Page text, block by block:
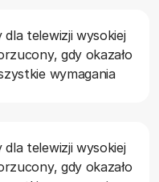
ostrożnie. Są to
ze względu na
mocy
(czyli
porównując ten
i warunków pomiaru.
wysokości dźwięku,
dla 16
telewizji wysokiej
gdy okazało
wymagania
telewizji wysokiej
gdy okazało